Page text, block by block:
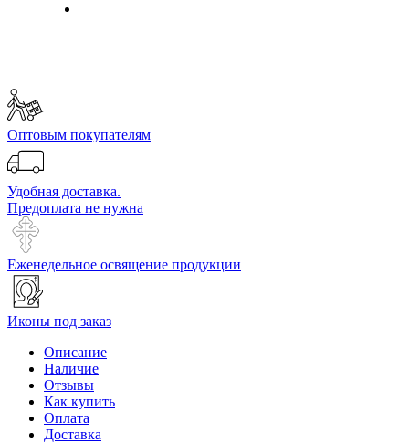
Оптовым покупателям
Удобная доставка.
Предоплата не нужна
Еженедельное освящение продукции
Иконы под заказ
Описание
Наличие
Отзывы
Как купить
Оплата
Доставка